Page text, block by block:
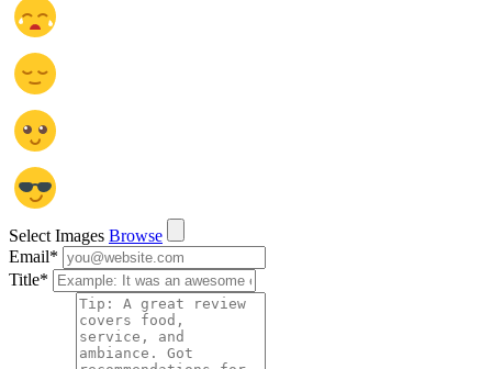
Select Images Browse
Email*
Title*